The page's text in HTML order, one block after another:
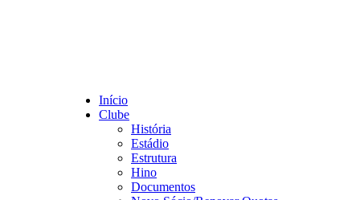
Início
Clube
História
Estádio
Estrutura
Hino
Documentos